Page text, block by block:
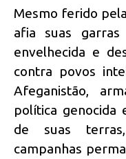
Mesmo ferido
afia suas
envelhecida e
contra povos
Afeganistão,
política genocida
de suas
campanhas